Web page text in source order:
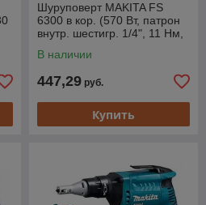
Шуруповерт MAKITA FS
6300 в кор. (570 Вт, патрон
внутр. шестигр. 1/4", 11 Нм,
В наличии
447,29 руб.
Купить